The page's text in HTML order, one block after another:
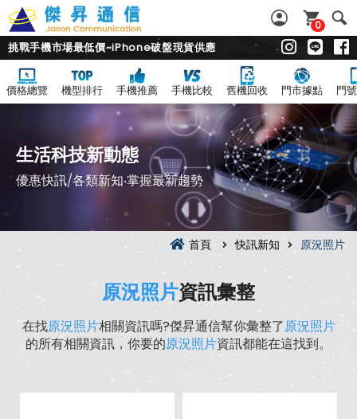
0
挑戰手機市場最低價~iPhone破盤現貨供應
價格總覽 機型排行 手機推薦 手機比較 舊機回收 門市據點 門
生活科技新動態
優惠快訊/各類新知‧掌握最新趨勢
首頁 快訊新知 原況照片
原況照片資訊彙整
在找原況照片相關資訊嗎?傑昇通信幫你彙整了原況照片
的所有相關資訊，你要的原況照片資訊都能在這找到。